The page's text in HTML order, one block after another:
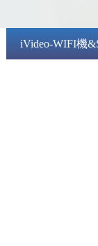
iVideo-WIFI機